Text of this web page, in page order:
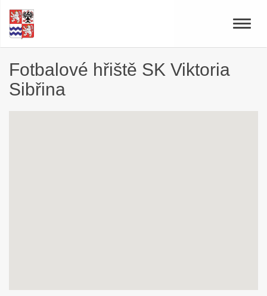
Toggle
Fotbalové hřiště SK Viktoria
Sibřina